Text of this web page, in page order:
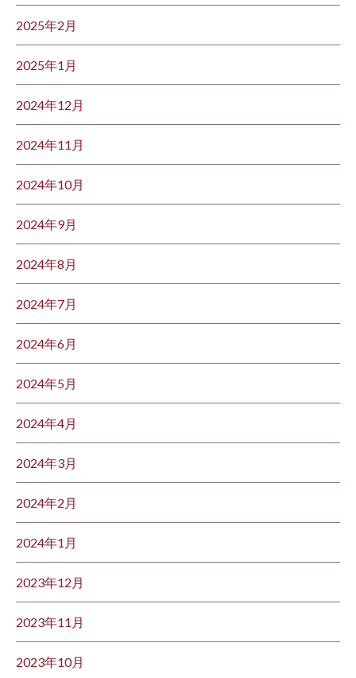
2025年2月
2025年1月
2024年12月
2024年11月
2024年10月
2024年9月
2024年8月
2024年7月
2024年6月
2024年5月
2024年4月
2024年3月
2024年2月
2024年1月
2023年12月
2023年11月
2023年10月